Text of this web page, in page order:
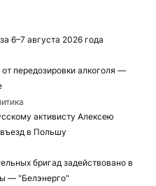
6–7 августа 2026 года
передозировки алкоголя —
активисту Алексею
в Польшу
бригад задействовано в
— "Белэнерго"